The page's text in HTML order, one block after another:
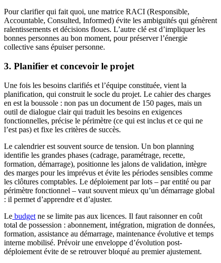
Pour clarifier qui fait quoi, une matrice RACI (Responsible,
Accountable, Consulted, Informed) évite les ambiguïtés qui génèrent
ralentissements et décisions floues. L’autre clé est d’impliquer les
bonnes personnes au bon moment, pour préserver l’énergie
collective sans épuiser personne.
3. Planifier et concevoir le projet
Une fois les besoins clarifiés et l’équipe constituée, vient la
planification, qui construit le socle du projet. Le cahier des charges
en est la boussole : non pas un document de 150 pages, mais un
outil de dialogue clair qui traduit les besoins en exigences
fonctionnelles, précise le périmètre (ce qui est inclus et ce qui ne
l’est pas) et fixe les critères de succès.
Le calendrier est souvent source de tension. Un bon planning
identifie les grandes phases (cadrage, paramétrage, recette,
formation, démarrage), positionne les jalons de validation, intègre
des marges pour les imprévus et évite les périodes sensibles comme
les clôtures comptables. Le déploiement par lots – par entité ou par
périmètre fonctionnel – vaut souvent mieux qu’un démarrage global
: il permet d’apprendre et d’ajuster.
Le budget ne se limite pas aux licences. Il faut raisonner en coût
total de possession : abonnement, intégration, migration de données,
formation, assistance au démarrage, maintenance évolutive et temps
interne mobilisé. Prévoir une enveloppe d’évolution post-
déploiement évite de se retrouver bloqué au premier ajustement.